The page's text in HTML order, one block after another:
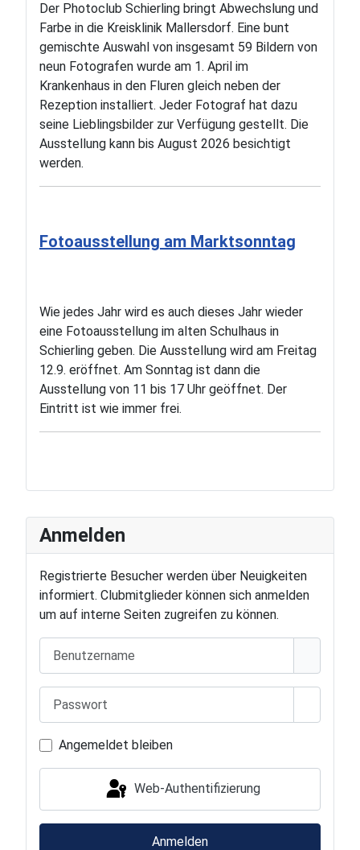
Anmelden
Registrierte Besucher werden über Neuigkeiten
informiert. Clubmitglieder können sich anmelden
um auf interne Seiten zugreifen zu können.
Angemeldet bleiben
Web-Authentifizierung
Anmelden
Der Photoclub Schierling bringt Abwechslung und
Farbe in die Kreisklinik Mallersdorf. Eine bunt
gemischte Auswahl von insgesamt 59 Bildern von
neun Fotografen wurde am 1. April im
Krankenhaus in den Fluren gleich neben der
Rezeption installiert. Jeder Fotograf hat dazu
seine Lieblingsbilder zur Verfügung gestellt. Die
Ausstellung kann bis August 2026 besichtigt
werden.
Fotoausstellung am Marktsonntag
Wie jedes Jahr wird es auch dieses Jahr wieder
eine Fotoausstellung im alten Schulhaus in
Schierling geben. Die Ausstellung wird am Freitag
12.9. eröffnet. Am Sonntag ist dann die
Ausstellung von 11 bis 17 Uhr geöffnet. Der
Eintritt ist wie immer frei.